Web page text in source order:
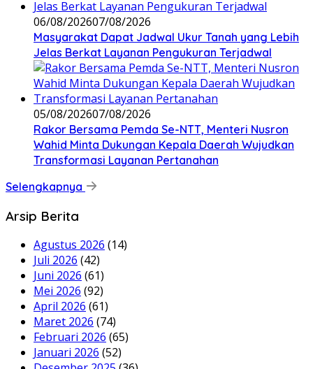
06/08/202607/08/2026
Masyarakat Dapat Jadwal Ukur Tanah yang Lebih
Jelas Berkat Layanan Pengukuran Terjadwal
05/08/202607/08/2026
Rakor Bersama Pemda Se-NTT, Menteri Nusron
Wahid Minta Dukungan Kepala Daerah Wujudkan
Transformasi Layanan Pertanahan
Selengkapnya
Arsip Berita
Agustus 2026 (14)
Juli 2026 (42)
Juni 2026 (61)
Mei 2026 (92)
April 2026 (61)
Maret 2026 (74)
Februari 2026 (65)
Januari 2026 (52)